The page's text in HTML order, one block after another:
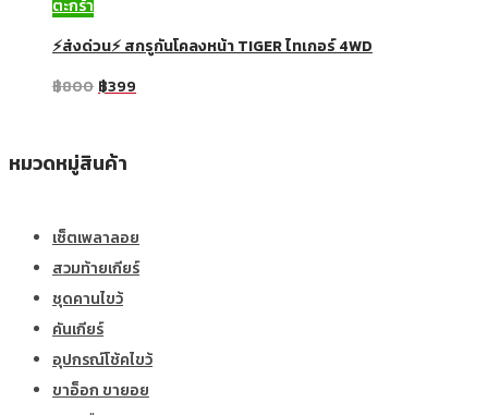
ตะกร้า
⚡ส่งด่วน⚡ สกรูกันโคลงหน้า TIGER ไทเกอร์ 4WD
฿800 ฿399
หมวดหมู่สินค้า
เซ็ตเพลาลอย
สวมท้ายเกียร์
ชุดคานไขว้
คันเกียร์
อุปกรณ์โช้คไขว้
ขาอ็อก ขายอย